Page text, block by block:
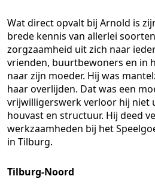
Wat direct opvalt bij Arnold is
brede kennis van allerlei
zorgzaamheid uit zich naar
vrienden, buurtbewoners en in
naar zijn moeder. Hij was
haar overlijden. Dat was een
vrijwilligerswerk verloor hij niet
houvast en structuur. Hij deed
werkzaamheden bij het
in Tilburg.
Tilburg-Noord